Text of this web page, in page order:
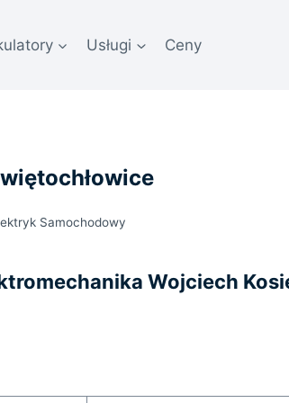
Usługi Ceny
Samochodowy
Wojciech